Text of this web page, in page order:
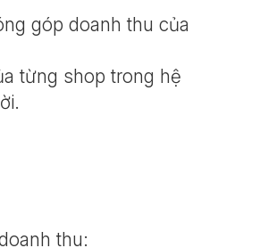
góp doanh thu của
từng shop trong hệ
thu: